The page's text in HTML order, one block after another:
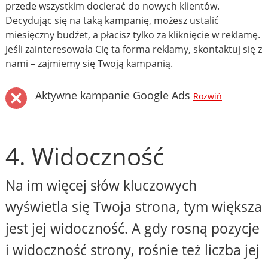
przede wszystkim docierać do nowych klientów.
Decydując się na taką kampanię, możesz ustalić
miesięczny budżet, a płacisz tylko za kliknięcie w reklamę.
Jeśli zainteresowała Cię ta forma reklamy, skontaktuj się z
nami – zajmiemy się Twoją kampanią.
Aktywne kampanie Google Ads Rozwiń
4. Widoczność
Na im więcej słów kluczowych
wyświetla się Twoja strona, tym większa
jest jej widoczność. A gdy rosną pozycje
i widoczność strony, rośnie też liczba jej